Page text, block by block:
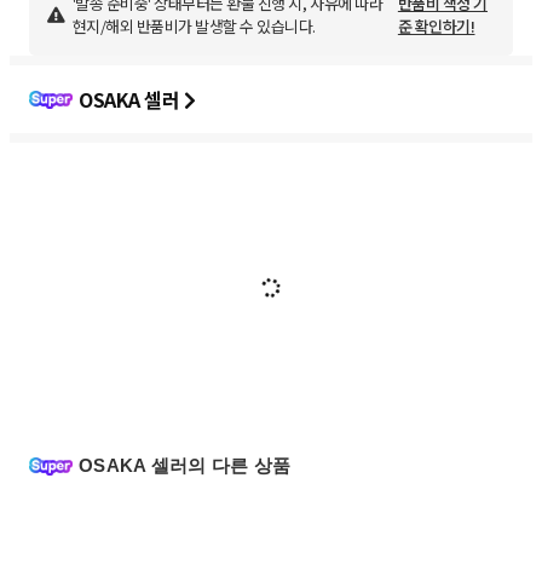
현지/해외 반품비가 발생할 수 있습니다.
준 확인하기!
OSAKA 셀러
OSAKA 셀러의 다른 상품